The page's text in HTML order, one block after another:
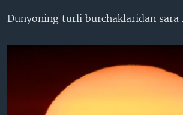
MULTIMEDIA
VASHINGTON CHOYXONASI
MOBIL-SALOM!
INSTAGRAM
Dunyoning turli burchaklaridan sara